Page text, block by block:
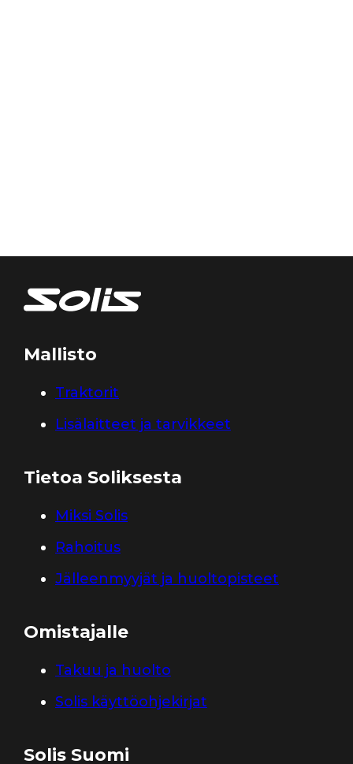
Mallisto
Traktorit
Lisälaitteet ja tarvikkeet
Tietoa Soliksesta
Miksi Solis
Rahoitus
Jälleenmyyjät ja huoltopisteet
Omistajalle
Takuu ja huolto
Solis käyttöohjekirjat
Solis Suomi